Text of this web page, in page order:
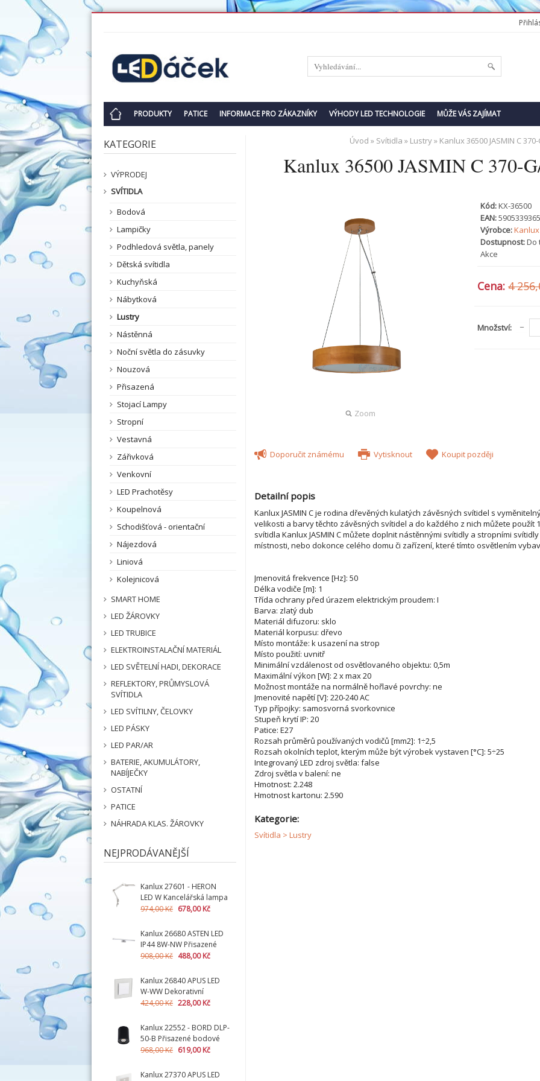
PRODUKTY PATICE INFORMACE PRO ZÁKAZNÍKY VÝHODY LED TECHNOLOGIE MŮŽE VÁS ZAJÍMAT
KATEGORIE
VÝPRODEJ
SVÍTIDLA
Bodová
Lampičky
Podhledová světla, panely
Dětská svítidla
Kuchyňská
Nábytková
Lustry
Nástěnná
Noční světla do zásuvky
Nouzová
Přisazená
Stojací Lampy
Stropní
Vestavná
Zářivková
Venkovní
LED Prachotěsy
Koupelnová
Schodišťová - orientační
Nájezdová
Liniová
Kolejnicová
SMART HOME
LED ŽÁROVKY
LED TRUBICE
ELEKTROINSTALAČNÍ MATERIÁL
LED SVĚTELNÍ HADI, DEKORACE
REFLEKTORY, PRŮMYSLOVÁ
SVÍTIDLA
LED SVÍTILNY, ČELOVKY
LED PÁSKY
LED PAR/AR
BATERIE, AKUMULÁTORY,
NABÍJEČKY
OSTATNÍ
PATICE
NÁHRADA KLAS. ŽÁROVKY
NEJPRODÁVANĚJŠÍ
Kanlux 27601 - HERON
LED W Kancelářská lampa
LED (nahrazuje kód
974,00 Kč 678,00 Kč
Kanlux 26680 ASTEN LED
IP44 8W-NW Přisazené
svítidlo LED
908,00 Kč 488,00 Kč
Kanlux 26840 APUS LED
W-WW Dekorativní
svítidlo LED + montážní
424,00 Kč 228,00 Kč
Kanlux 22552 - BORD DLP-
50-B Přisazené bodové
svítidlo
968,00 Kč 619,00 Kč
Kanlux 27370 APUS LED
Úvod » Svítidla » Lustry» Kanlux 36500 JASMIN C
Kanlux 36500 JASMIN C 370-
Zoom
Kód:KX-36500
EAN:
Výrobce:Kanlux
Dostupnost:Do
Akce
Cena: 4
Množství:
Doporučit známému Vytisknout Koupit později
Detailní popis
Kanlux JASMIN C je rodina dřevěných kulatých závěsných svítidel s
velikosti a barvy těchto závěsných svítidel a do každého z nich můžete použít
svítidla Kanlux JASMIN C můžete doplnit nástěnnými svítidly a stropními
místnosti, nebo dokonce celého domu či zařízení, které tímto osvětlením
Jmenovitá frekvence [Hz]: 50
Délka vodiče [m]: 1
Třída ochrany před úrazem elektrickým proudem: I
Barva: zlatý dub
Materiál difuzoru: sklo
Materiál korpusu: dřevo
Místo montáže: k usazení na strop
Místo použití: uvnitř
Minimální vzdálenost od osvětlovaného objektu: 0,5m
Maximální výkon [W]: 2 x max 20
Možnost montáže na normálně hořlavé povrchy: ne
Jmenovité napětí [V]: 220-240 AC
Typ přípojky: samosvorná svorkovnice
Stupeň krytí IP: 20
Patice: E27
Rozsah průměrů používaných vodičů [mm2]: 1÷2,5
Rozsah okolních teplot, kterým může být výrobek vystaven [°C]: 5÷25
Integrovaný LED zdroj světla: false
Zdroj světla v balení: ne
Hmotnost: 2.248
Hmotnost kartonu: 2.590
Kategorie:
Svítidla > Lustry